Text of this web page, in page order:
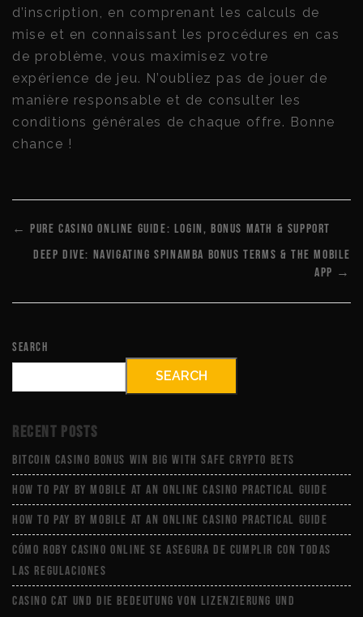
d’inscription, en comprenant les calculs de
mise et en connaissant les procédures en cas
de problème, vous maximisez votre
expérience de jeu. N’oubliez pas de jouer de
manière responsable et de consulter les
conditions générales de chaque offre. Bonne
chance !
← Pure Casino Online Guide: Login, Bonus Math & Support
Deep Dive: Navigating Spinamba Bonus Terms & The Mobile
App →
Search
SEARCH
Recent Posts
Bitcoin Casino Bonus Win Big with Safe Crypto Bets
How to Pay by Mobile at an Online Casino Practical Guide
How to Pay by Mobile at an Online Casino Practical Guide
Cómo Roby Casino online se asegura de cumplir con todas
las regulaciones
Casino Cat und die Bedeutung von Lizenzierung und